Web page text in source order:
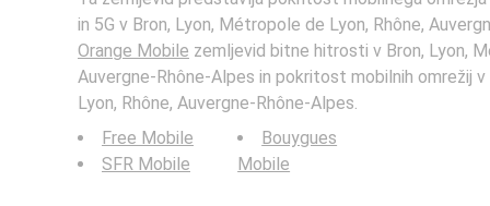
in 5G v Bron, Lyon, Métropole de Lyon, Rhône,
Orange Mobile zemljevid bitne hitrosti v Bron, Lyon,
Auvergne-Rhône-Alpes in pokritost mobilnih omrežij
Lyon, Rhône, Auvergne-Rhône-Alpes.
Free Mobile
SFR Mobile
Bouygues
Mobile